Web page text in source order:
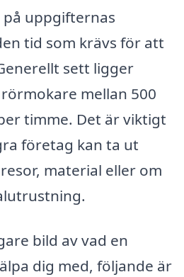
uppgifternas
tid som krävs för att
sett ligger
mellan 500
timme. Det är viktigt
företag kan ta ut
material eller om
bild av vad en
dig med, följande är